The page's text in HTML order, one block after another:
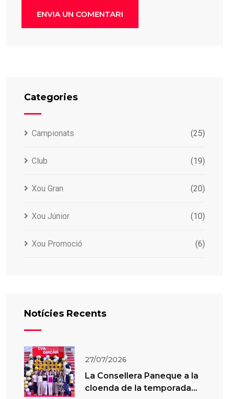
Categories
Campionats (25)
Club (19)
Xou Gran (20)
Xou Júnior (10)
Xou Promoció (6)
Notícies Recents
27/07/2026
La Consellera Paneque a la
cloenda de la temporada